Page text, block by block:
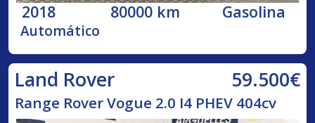
2018 80000 km Gasolina
Automático
Land Rover 59.500€
Range Rover Vogue 2.0 I4 PHEV 404cv